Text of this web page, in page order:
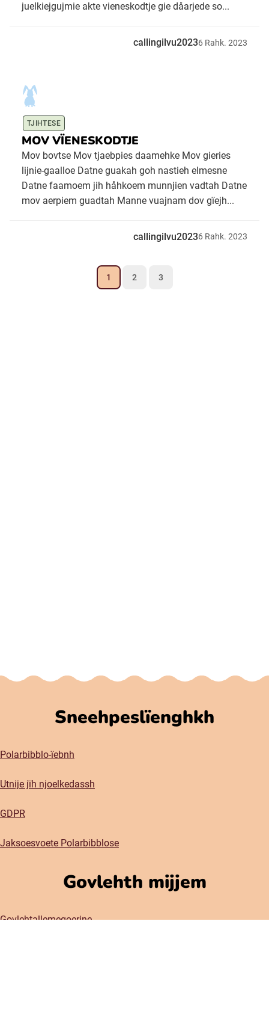
juelkiejgujmie akte vieneskodtje gie dåarjede so...
callingilvu20236 Rahk. 2023
TJIHTESE
MOV VÏENESKODTJE
Mov bovtse Mov tjaebpies daamehke Mov gieries
lijnie-gaalloe Datne guakah goh nastieh elmesne
Datne faamoem jih håhkoem munnjien vadtah Datne
mov aerpiem guadtah Manne vuajnam dov gïejh...
callingilvu20236 Rahk. 2023
1 2 3
Sneehpeslïenghkh
Polarbibblo-ïebnh
Utnije jïh njoelkedassh
GDPR
Jaksoesvoete Polarbibblose
Govlehth mijjem
Govlehtallemegoerine